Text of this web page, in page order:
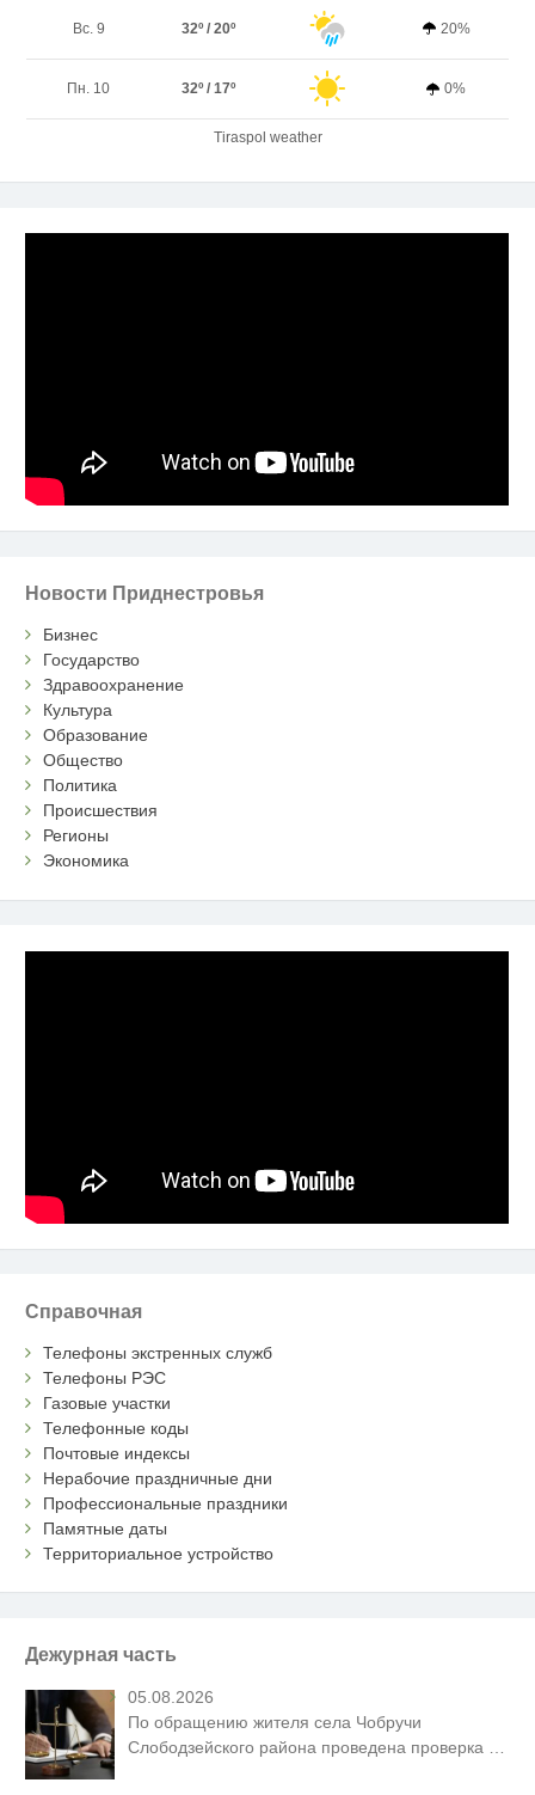
Вс. 9 32º / 20º 20%
Пн. 10 32º / 17º 0%
Tiraspol weather
Новости Приднестровья
Бизнес
Государство
Здравоохранение
Культура
Образование
Общество
Политика
Происшествия
Регионы
Экономика
Справочная
Телефоны экстренных служб
Телефоны РЭС
Газовые участки
Телефонные коды
Почтовые индексы
Нерабочие праздничные дни
Профессиональные праздники
Памятные даты
Территориальное устройство
Дежурная часть
05.08.2026
По обращению жителя села Чобручи
Слободзейского района проведена проверка